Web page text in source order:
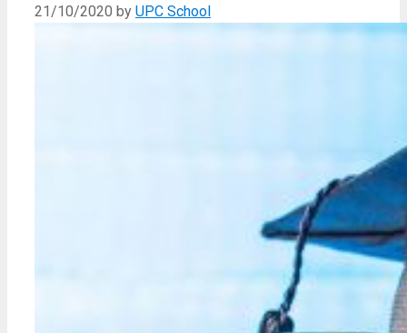
21/10/2020 by UPC School